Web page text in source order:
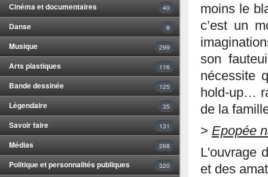
Cinéma et documentaires 40
Danse 8
Musique 299
Arts plastiques 116
Bande dessinée 125
Légendaire 35
Savoir faire 131
Médias 268
Politique et personnalités publiques 320
moins le
c’est un
son
nécessite
hold-up…
de la
> Epopée
L'ouvrage
et des